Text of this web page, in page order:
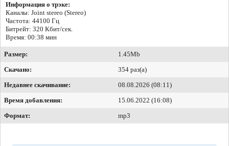
Информация о трэке:
Каналы: Joint stereo (Stereo)
Частота: 44100 Гц
Битрейт: 320 Кбит/сек.
Время: 00:38 мин
Размер:
1.45Mb
Скачано:
354 раз(а)
Недавнее скачивание:
08.08.2026 (08:11)
Время добавления:
15.06.2022 (16:08)
Формат:
mp3